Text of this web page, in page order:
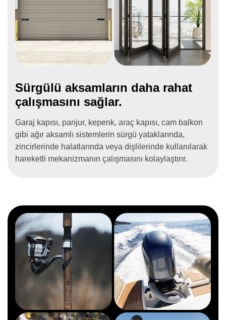
Sürgülü aksamların daha rahat
çalışmasını sağlar.
Garaj kapısı, panjur, kepenk, araç kapısı, cam balkon
gibi ağır aksamlı sistemlerin sürgü yataklarında,
zincirlerinde halatlarında veya dişlilerinde kullanılarak
hareketli mekanizmanın çalışmasını kolaylaştırır.